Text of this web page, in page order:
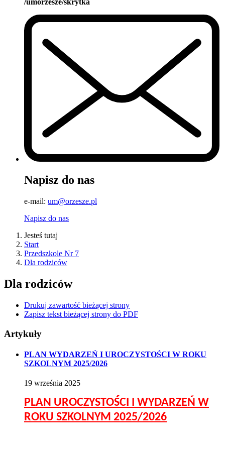
/umorzesze/skrytka
Napisz do nas
e-mail: um@orzesze.pl
Napisz do nas
Jesteś tutaj
Start
Przedszkole Nr 7
Dla rodziców
Dla rodziców
Drukuj zawartość bieżącej strony
Zapisz tekst bieżącej strony do PDF
Artykuły
PLAN WYDARZEŃ I UROCZYSTOŚCI W ROKU
SZKOLNYM 2025/2026
19 września 2025
PLAN UROCZYSTOŚCI I WYDARZEŃ W
ROKU SZKOLNYM 2025/2026